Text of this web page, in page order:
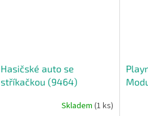
Hasičské auto se
stříkačkou (9464)
Skladem(1 ks)